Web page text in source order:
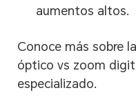
aumentos altos.
Conoce más sobre
óptico vs zoom
especializado.